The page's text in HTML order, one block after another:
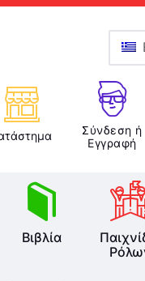
Σύνδεση ή
Εγγραφή
Βιβλία